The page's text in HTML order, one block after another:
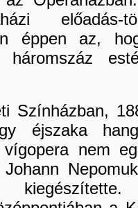
előadás-
éppen az,
háromszáz
Színházban,
éjszaka
nem